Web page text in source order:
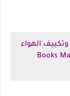
Books